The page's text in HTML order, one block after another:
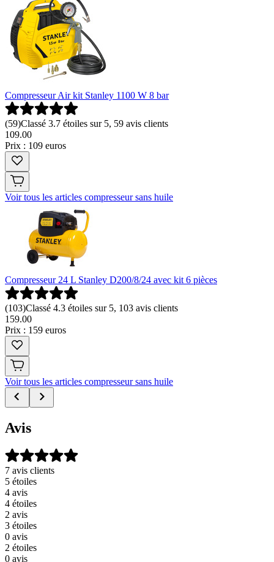
Compresseur Air kit Stanley 1100 W 8 bar
(59)Classé 3.7 étoiles sur 5, 59 avis clients
109.00
Prix : 109 euros
Voir tous les articles compresseur sans huile
Compresseur 24 L Stanley D200/8/24 avec kit 6 pièces
(103)Classé 4.3 étoiles sur 5, 103 avis clients
159.00
Prix : 159 euros
Voir tous les articles compresseur sans huile
Avis
7 avis clients
5 étoiles
4 avis
4 étoiles
2 avis
3 étoiles
0 avis
2 étoiles
0 avis